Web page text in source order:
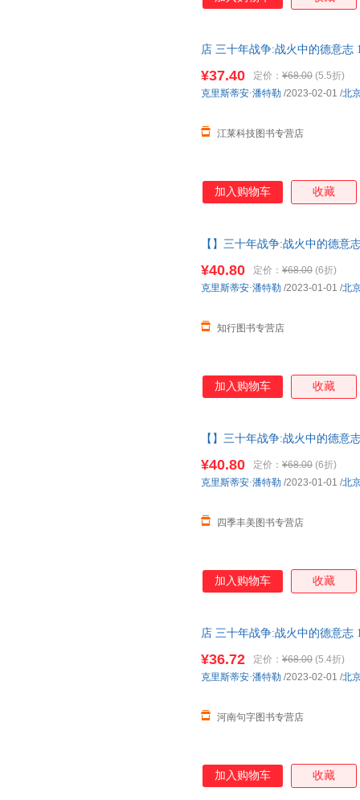
店 三十年战争:战火中的德意志
¥37.40 定价： ¥68.00 (5.5折)
江莱科技图书专营店
克里斯蒂安·潘特勒 /2023-02-01 /北
加入购物车 收藏
【】三十年战争:战火中的德意
¥40.80 定价： ¥68.00 (6折)
知行图书专营店
克里斯蒂安·潘特勒 /2023-01-01 /北
加入购物车 收藏
【】三十年战争:战火中的德意
¥40.80 定价： ¥68.00 (6折)
四季丰美图书专营店
克里斯蒂安·潘特勒 /2023-01-01 /北
加入购物车 收藏
店 三十年战争:战火中的德意志
¥36.72 定价： ¥68.00 (5.4折)
河南句字图书专营店
克里斯蒂安·潘特勒 /2023-02-01 /北
加入购物车 收藏